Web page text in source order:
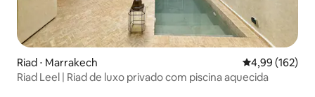
Riad ⋅ Marrakech 4,99 de uma
4,99 (162)
Riad Leel | Riad de luxo privado com piscina aquecida